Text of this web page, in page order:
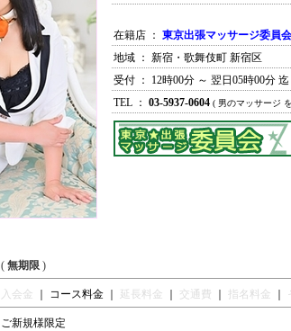
在籍店 ： 東京出張マッサージ委員
地域 ： 新宿・歌舞伎町 新宿区
受付 ： 12時00分 ～ 翌日05時00分 迄
TEL ： 03-5937-0604 ( 男のマッサージ
( 無期限 )
入会金 ｜ コース料金 ｜ 延長料金 交通費 指名料金
ご新規様限定